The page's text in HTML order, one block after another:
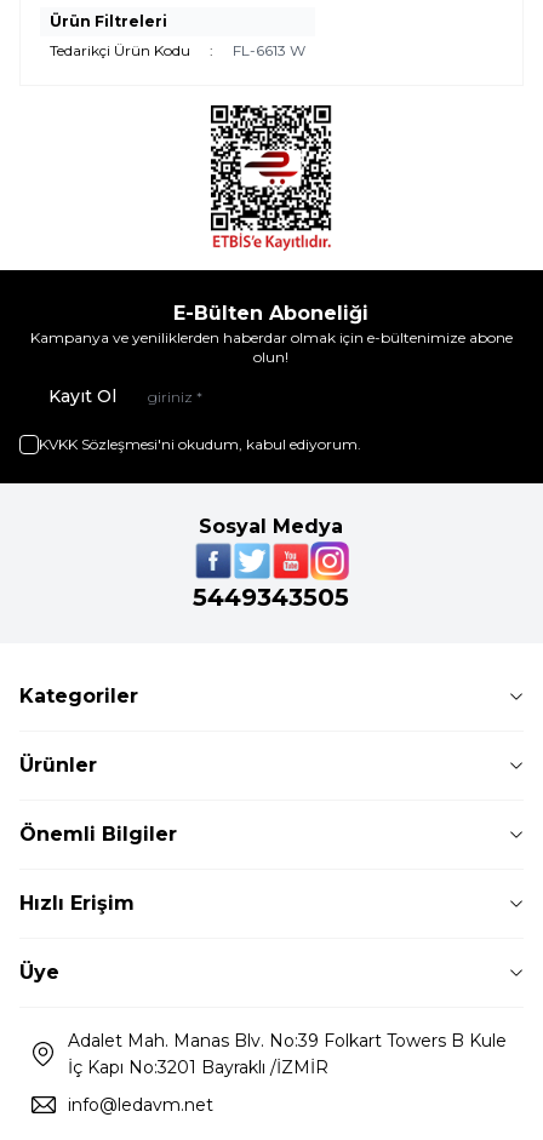
Ürün Filtreleri
Tedarikçi Ürün Kodu
: FL-6613 W
E-Bülten Aboneliği
Kampanya ve yeniliklerden haberdar olmak için e-bültenimize abone
olun!
Kayıt Ol
KVKK Sözleşmesi'ni okudum, kabul ediyorum.
Sosyal Medya
5449343505
Kategoriler
Ürünler
Önemli Bilgiler
Hızlı Erişim
Üye
Adalet Mah. Manas Blv. No:39 Folkart Towers B Kule
İç Kapı No:3201 Bayraklı /İZMİR
info@ledavm.net